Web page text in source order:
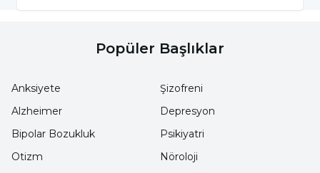
zayıflamak isteyenler için etkili bir
düşük olmasıyla beraber zayıflamaya
yardımcı olur. Ayrıca keçiboynuzu bir
doğal şeker olduğundan ve içeriğindeki
Popüler Başlıklar
Anksiyete
Alzheimer
Bipolar Bozukluk
Otizm
Şizofreni
Depresyon
Psikiyatri
Nöroloji